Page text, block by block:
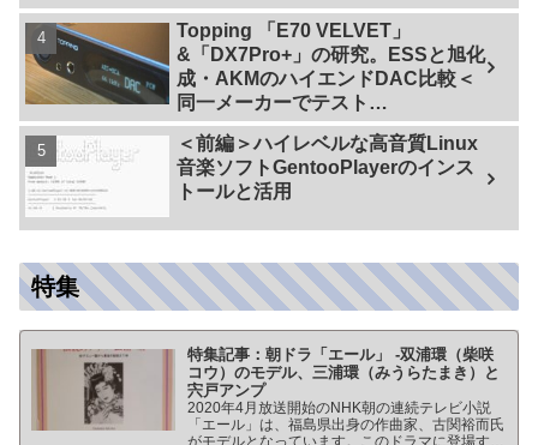
Topping 「E70 VELVET」
&「DX7Pro+」の研究。ESSと旭化
成・AKMのハイエンドDAC比較＜
同一メーカーでテスト
【ES9038PRO Vs AK4499EX】＞
＜前編＞ハイレベルな高音質Linux
音楽ソフトGentooPlayerのインス
トールと活用
特集
特集記事：朝ドラ「エール」 -双浦環（柴咲
コウ）のモデル、三浦環（みうらたまき）と
宍戸アンプ
2020年4月放送開始のNHK朝の連続テレビ小説
「エール」は、福島県出身の作曲家、古関裕而氏